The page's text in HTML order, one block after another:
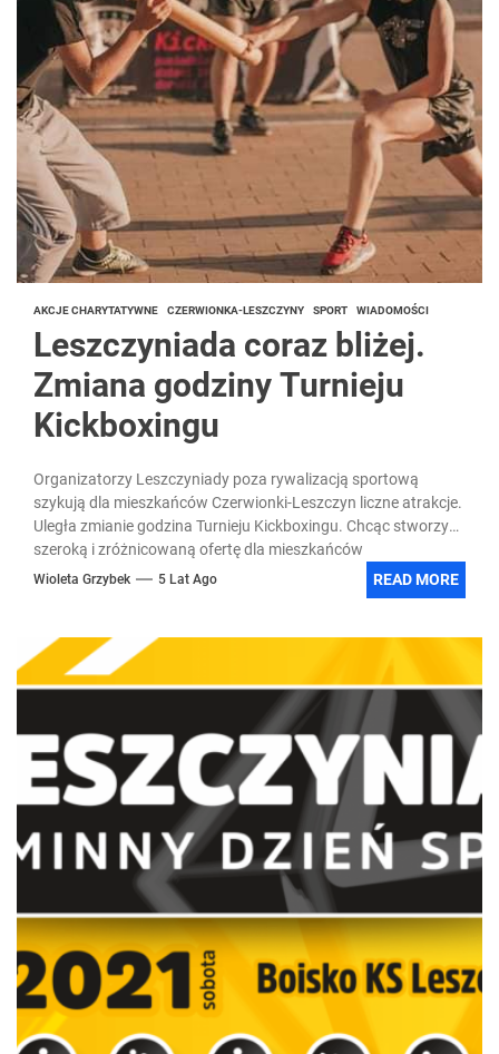
AKCJE CHARYTATYWNE CZERWIONKA-LESZCZYNY SPORT WIADOMOŚCI
Leszczyniada coraz bliżej.
Zmiana godziny Turnieju
Kickboxingu
Organizatorzy Leszczyniady poza rywalizacją sportową
szykują dla mieszkańców Czerwionki-Leszczyn liczne atrakcje.
Uległa zmianie godzina Turnieju Kickboxingu. Chcąc stworzyć
szeroką i zróżnicowaną ofertę dla mieszkańców
organizatorzy,...
Wioleta Grzybek 5 Lat Ago READ MORE